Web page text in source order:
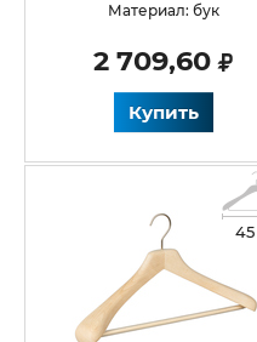
Материал: бук
2 709,60
Купить
45